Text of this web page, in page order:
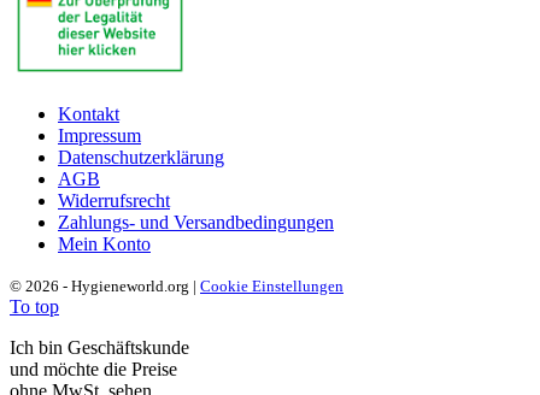
Kontakt
Impressum
Datenschutzerklärung
AGB
Widerrufsrecht
Zahlungs- und Versandbedingungen
Mein Konto
© 2026 - Hygieneworld.org | Cookie Einstellungen
To top
Ich bin Geschäftskunde
und möchte die Preise